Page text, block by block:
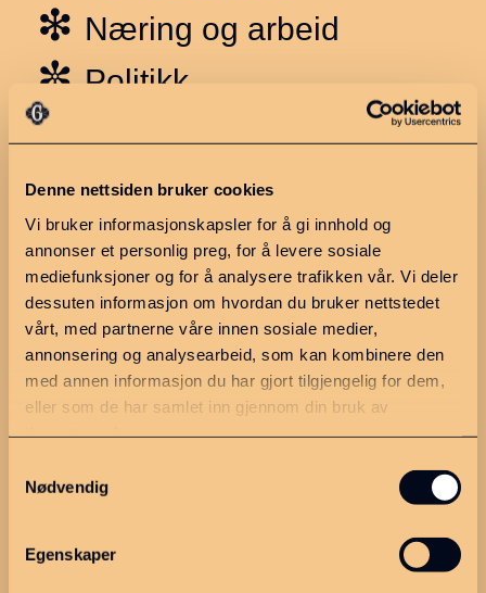
Denne nettsiden bruker cookies
Vi bruker informasjonskapsler for å gi innhold og
annonser et personlig preg, for å levere sosiale
mediefunksjoner og for å analysere trafikken vår. Vi deler
dessuten informasjon om hvordan du bruker nettstedet
vårt, med partnerne våre innen sosiale medier,
annonsering og analysearbeid, som kan kombinere den
med annen informasjon du har gjort tilgjengelig for dem,
eller som de har samlet inn gjennom din bruk av
Nødvendig
Egenskaper
❇︎ Næring og arbeid
✼ Politikk
Ledige stillinger
Finn en næringsutvikler
Møter og saksdokumenter
Søknadskriterier
Dette er MGIPR
Om oss
Strategiplan